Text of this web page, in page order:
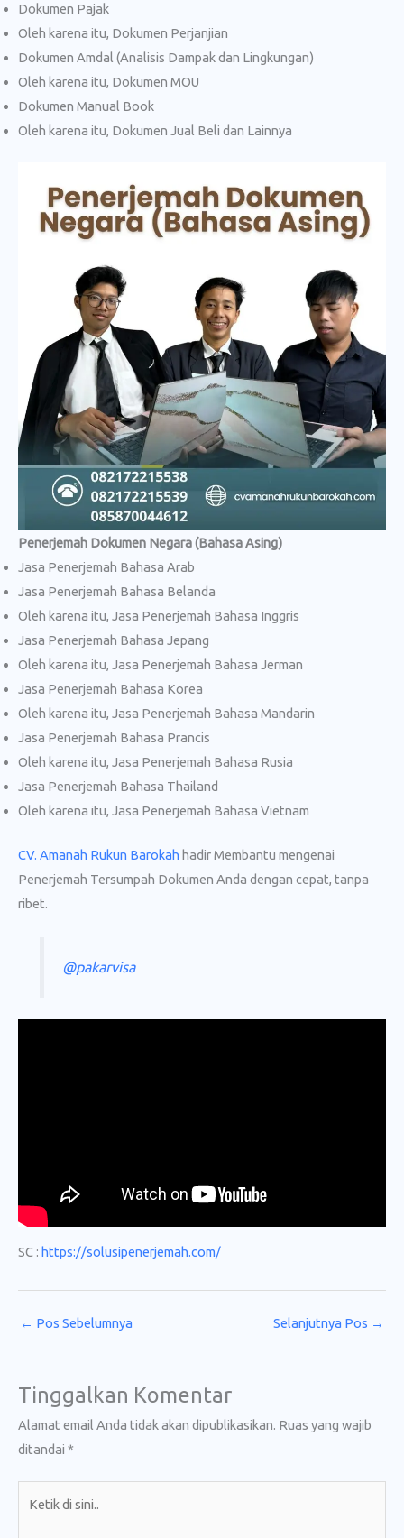
Dokumen Pajak
Oleh karena itu, Dokumen Perjanjian
Dokumen Amdal (Analisis Dampak dan Lingkungan)
Oleh karena itu, Dokumen MOU
Dokumen Manual Book
Oleh karena itu, Dokumen Jual Beli dan Lainnya
Penerjemah Dokumen Negara (Bahasa Asing)
Jasa Penerjemah Bahasa Arab
Jasa Penerjemah Bahasa Belanda
Oleh karena itu, Jasa Penerjemah Bahasa Inggris
Jasa Penerjemah Bahasa Jepang
Oleh karena itu, Jasa Penerjemah Bahasa Jerman
Jasa Penerjemah Bahasa Korea
Oleh karena itu, Jasa Penerjemah Bahasa Mandarin
Jasa Penerjemah Bahasa Prancis
Oleh karena itu, Jasa Penerjemah Bahasa Rusia
Jasa Penerjemah Bahasa Thailand
Oleh karena itu, Jasa Penerjemah Bahasa Vietnam
CV. Amanah Rukun Barokah hadir Membantu mengenai
Penerjemah Tersumpah Dokumen Anda dengan cepat, tanpa
ribet.
@pakarvisa
SC : https://solusipenerjemah.com/
← Pos Sebelumnya Selanjutnya Pos →
Tinggalkan Komentar
Alamat email Anda tidak akan dipublikasikan. Ruas yang wajib
ditandai *